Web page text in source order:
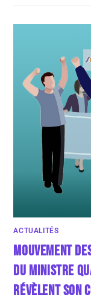
ACTUALITÉS
MOUVEMENT
DU MINISTRE
RÉVÈLENT SON